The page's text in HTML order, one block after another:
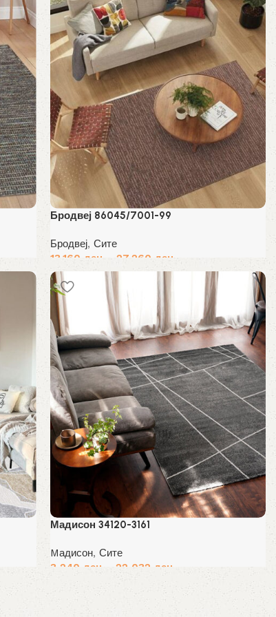
Бродвеј 86045/7001-99
Бродвеј, Сите
13,160 ден 27,260 ден
Избери опции
Мадисон 34120-3161
Mадисон, Сите
3,240 ден 22,032 ден